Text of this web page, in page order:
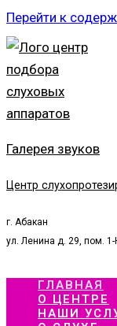
Перейти к
Галерея звуков
Центр
г. Абакан
ул. Ленина д. 29, пом. 1-
ГЛАВНАЯ
О ЦЕНТРЕ
НАШИ